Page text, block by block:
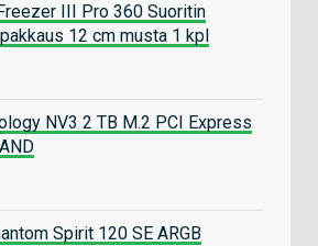
III Pro 360 Suoritin
12 cm musta 1 kpl
NV3 2 TB M.2 PCI Express
Spirit 120 SE ARGB